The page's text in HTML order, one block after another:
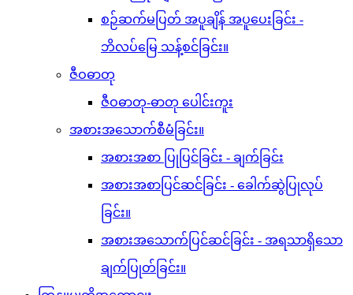
စဉ်ဆက်မပြတ် အပူချိန် အပူပေးခြင်း -
ဘိလပ်မြေ သန့်စင်ခြင်း။
ဇီဝဓာတု
ဇီဝဓာတု-ဓာတု ပေါင်းကူး
အစားအသောက်စီမံခြင်း။
အစားအစာ ပြုပြင်ခြင်း - ချက်ခြင်း
အစားအစာပြင်ဆင်ခြင်း - ခေါက်ဆွဲပြုလုပ်
ခြင်း။
အစားအသောက်ပြင်ဆင်ခြင်း - အရသာရှိသော
ချက်ပြုတ်ခြင်း။